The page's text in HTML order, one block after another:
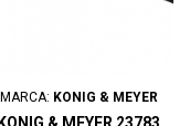
MARCA: KONIG & MEYER